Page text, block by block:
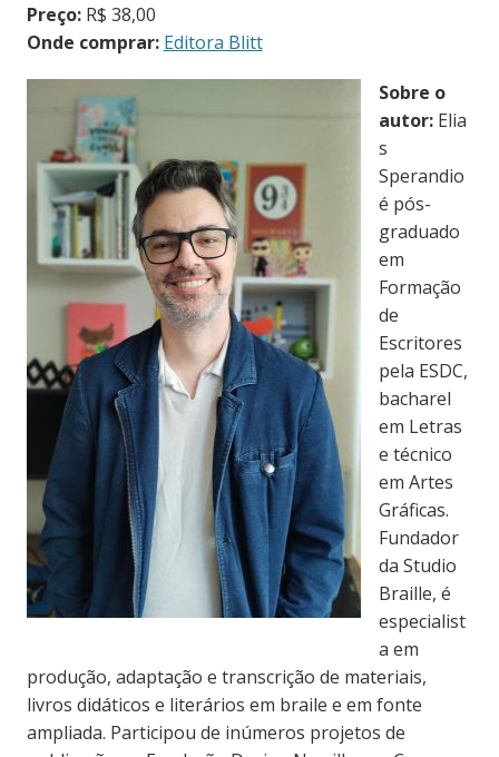
Preço:R$ 38,00
Onde comprar: Editora Blitt
Sobre o
autor: Elia
s
Sperandio
é pós-
graduado
em
Formação
de
Escritores
pela ESDC,
bacharel
em Letras
e técnico
em Artes
Gráficas.
Fundador
da Studio
Braille, é
especialist
a em
produção, adaptação e transcrição de materiais,
livros didáticos e literários em braile e em fonte
ampliada. Participou de inúmeros projetos de